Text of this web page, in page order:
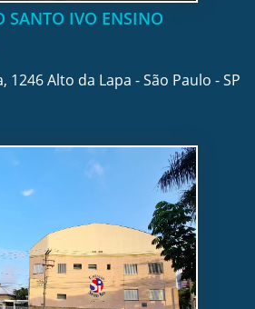
SANTO IVO ENSINO
1246 Alto da Lapa - São Paulo - SP